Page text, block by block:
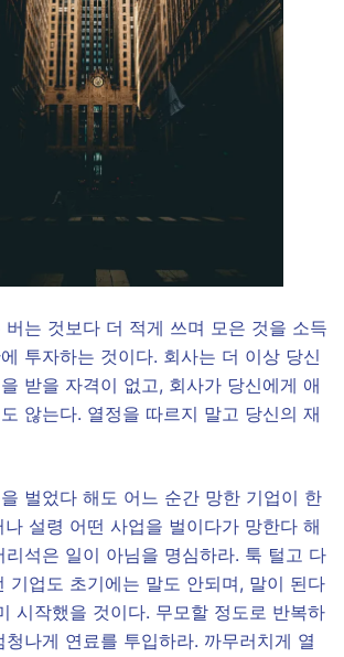
버는 것보다 더 적게 쓰며 모은 것을 소득
투자하는 것이다. 회사는 더 이상 당신
받을 자격이 없고, 회사가 당신에게 애
않는다. 열정을 따르지 말고 당신의 재
벌었다 해도 어느 순간 망한 기업이 한
설령 어떤 사업을 벌이다가 망한다 해
리석은 일이 아님을 명심하라. 툭 털고 다
기업도 초기에는 말도 안되며, 말이 된다
시작했을 것이다. 무모할 정도로 반복하
나게 연료를 투입하라. 까무러치게 열